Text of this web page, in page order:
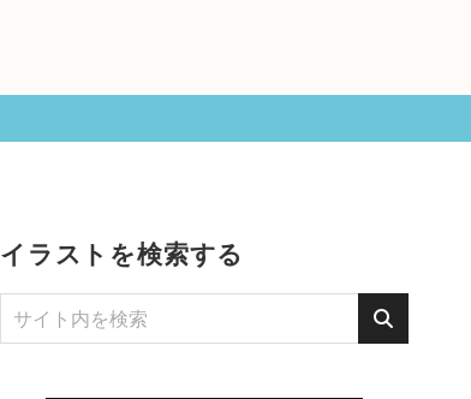
イラストを検索する